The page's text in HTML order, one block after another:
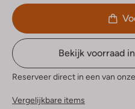
Bekijk voorraad
Reserveer direct in een van
Vergelijkbare items